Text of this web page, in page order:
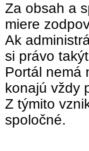
Za obsah a
miere
Ak
si právo
Portál nemá
konajú vždy
Z týmito
spoločné.